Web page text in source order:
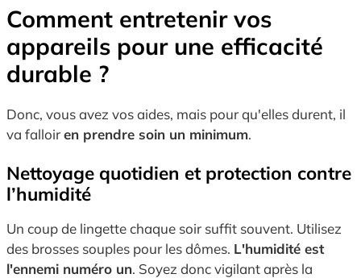
Comment entretenir vos
appareils pour une efficacité
durable ?
Donc, vous avez vos aides, mais pour qu'elles durent, il
va falloiren prendre soin un minimum.
Nettoyage quotidien et protection contre
l’humidité
Un coup de lingette chaque soir suffit souvent. Utilisez
des brosses souples pour les dômes. L'humidité est
l'ennemi numéro un. Soyez donc vigilant après la